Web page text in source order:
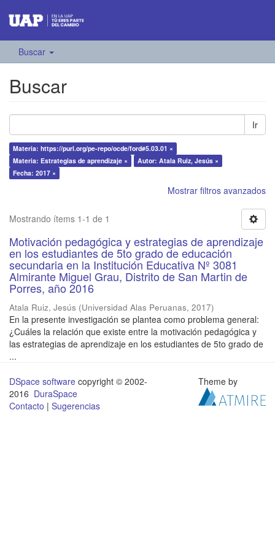
Buscar
Buscar
Ir
Materia: https://purl.org/pe-repo/ocde/ford#5.03.01 ×
Materia: Estrategias de aprendizaje ×
Autor: Atala Ruiz, Jesús ×
Fecha: 2017 ×
Mostrar filtros avanzados
Mostrando ítems 1-1 de 1
Motivación pedagógica y estrategias de aprendizaje
en los estudiantes de 5to grado de educación
secundaria en la Institución Educativa Nº 3081
Almirante Miguel Grau, Distrito de San Martin de
Porres, año 2016
Atala Ruiz, Jesús (Universidad Alas Peruanas, 2017)
En la presente investigación se plantea como problema general:
¿Cuáles la relación que existe entre la motivación pedagógica y
las estrategias de aprendizaje en los estudiantes de 5to grado de
...
DSpace software copyright © 2002-
2016 DuraSpace
Contacto | Sugerencias
Theme by